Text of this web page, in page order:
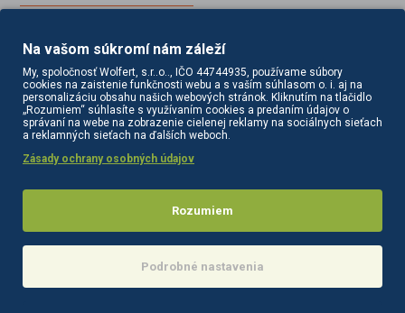
Farmona Dermaacne+ hruškové antibakteriálne tonikum na tvár 500 ml
10,90€ 10,90€
Do košíka
Na vašom súkromí nám záleží
My, spoločnosť Wolfert, s.r..o.., IČO 44744935, používame súbory
cookies na zaistenie funkčnosti webu a s vaším súhlasom o. i. aj na
personalizáciu obsahu našich webových stránok. Kliknutím na tlačidlo
„Rozumiem“ súhlasíte s využívaním cookies a predaním údajov o
správaní na webe na zobrazenie cielenej reklamy na sociálnych sieťach
a reklamných sieťach na ďalších weboch.
Zásady ochrany osobných údajov
Rozumiem
Podrobné nastavenia